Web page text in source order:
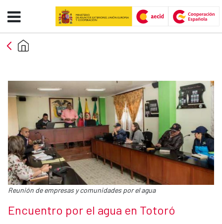
Skip to Main Content
Encuentro por el agua en Totoró
Caption:
Reunión de empresas y comunidades por el agua
News title
Encuentro por el agua en Totoró